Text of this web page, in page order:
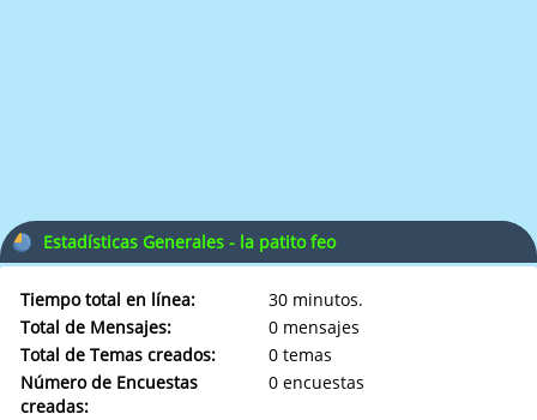
Estadísticas Generales - la patito feo
Tiempo total en línea:
30 minutos.
Total de Mensajes:
0 mensajes
Total de Temas creados:
0 temas
Número de Encuestas
creadas:
0 encuestas